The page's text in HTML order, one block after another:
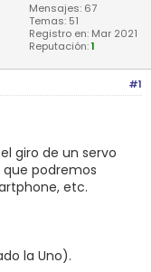
Mensajes: 67
Temas: 51
Registro en: Mar 2021
Reputación:1
#1
giro de un servo
podremos
etc.
la Uno).